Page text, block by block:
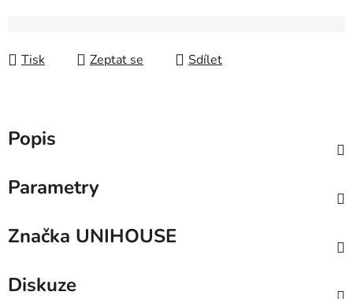
Tisk Zeptat se Sdílet
Popis
Parametry
Značka UNIHOUSE
Diskuze